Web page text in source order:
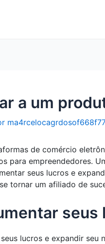
a um
de comércio
para empreendedores.
seus lucros e
tornar um afiliado de
lucros e expandir